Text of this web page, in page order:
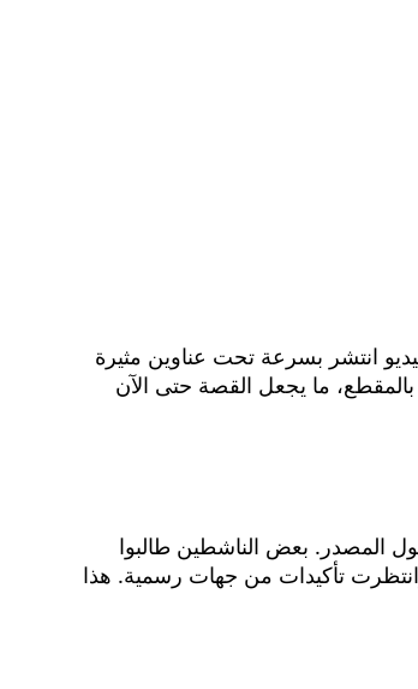
انتشر بسرعة تحت عناوين مثيرة
ما يجعل القصة حتى الآن
المصدر. بعض الناشطين طالبوا
تأكيدات من جهات رسمية. هذا